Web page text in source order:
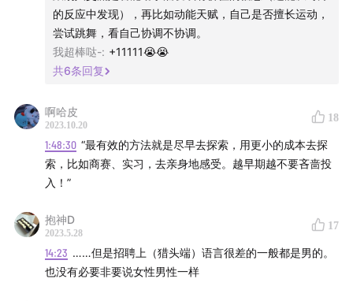
的反应中发现），再比如动能天赋，自己是否擅长运动，
尝试跳舞，看自己协调不协调。
我超棒哒-: +11111😭😭
共6条回复
啊哈皮
2023.10.20
18
1:48:30 “最有效的方法就是尽早去探索，用更小的成本去探
索，比如商赛、实习，去亲身地感受。越早期越不要吝啬投
入！”
抱神D
2023.5.28
17
14:23 ……但是招聘上（猎头端）语言很差的一般都是男的。
也没有必要非要说女性男性一样